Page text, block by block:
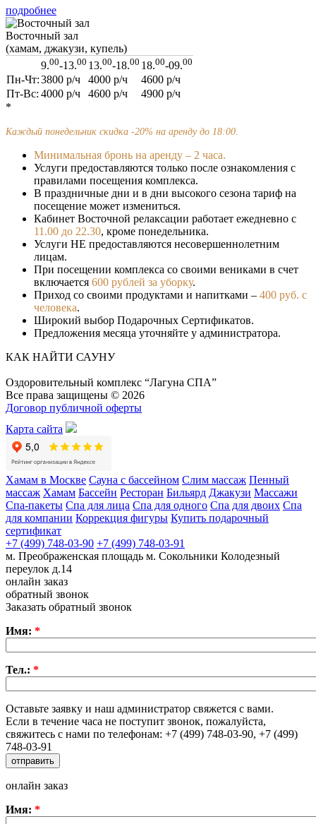
подробнее
Восточный зал
(хамам, джакузи, купель)
9.00-13.00 13.00-18.00 18.00-09.00
Пн-Чт:3800 р/ч 4000 р/ч 4600 р/ч
Пт-Вс: 4000 р/ч 4600 р/ч 4900 р/ч
*
Каждый понедельник скидка -20% на аренду до 18:00.
Минимальная бронь на аренду – 2 часа.
Услуги предоставляются только после ознакомления с
правилами посещения комплекса.
В праздничные дни и в дни высокого сезона тариф на
посещение может измениться.
Кабинет Восточной релаксации работает ежедневно с
11.00 до 22.30, кроме понедельника.
Услуги НЕ предоставляются несовершеннолетним
лицам.
При посещении комплекса со своими вениками в счет
включается 600 рублей за уборку.
Приход со своими продуктами и напитками – 400 руб. с
человека.
Широкий выбор Подарочных Сертификатов.
Предложения месяца уточняйте у администратора.
КАК НАЙТИ САУНУ
Оздоровительный комплекс “Лагуна СПА”
Все права защищены © 2026
Договор публичной оферты
Карта сайта
Хамам в Москве Сауна с бассейном Слим массаж Пенный
массаж Хамам Бассейн Ресторан Бильярд Джакузи Массажи
Спа-пакеты Спа для лица Спа для одного Спа для двоих Спа
для компании Коррекция фигуры Купить подарочный
сертификат
+7 (499) 748-03-90 +7 (499) 748-03-91
м. Преображенская площадь м. Сокольники Колодезный
переулок д.14
онлайн заказ
обратный звонок
Заказать обратный звонок
Имя: *
Тел.: *
Оставьте заявку и наш администратор свяжется с вами.
Если в течение часа не поступит звонок, пожалуйста,
свяжитесь с нами по телефонам: +7 (499) 748-03-90, +7 (499)
748-03-91
онлайн заказ
Имя: *